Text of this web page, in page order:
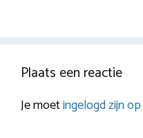
Plaats een reactie
Je moetingelogd zijn op